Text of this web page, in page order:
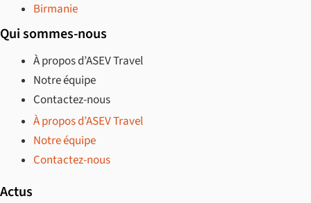
Birmanie
Qui sommes-nous
À propos d’ASEV Travel
Notre équipe
Contactez-nous
À propos d’ASEV Travel
Notre équipe
Contactez-nous
Actus